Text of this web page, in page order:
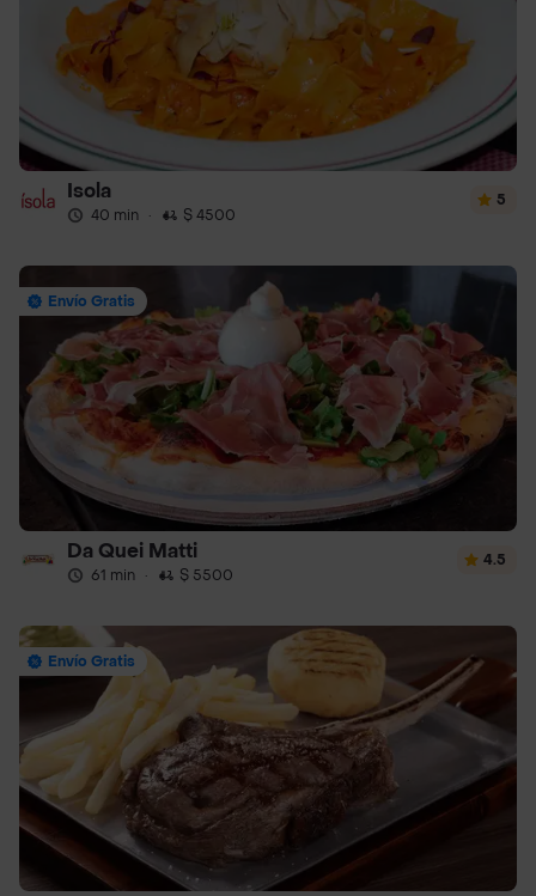
Isola
40 min · $ 4500
5
Envío Gratis
Da Quei Matti
61 min · $ 5500
4.5
Envío Gratis